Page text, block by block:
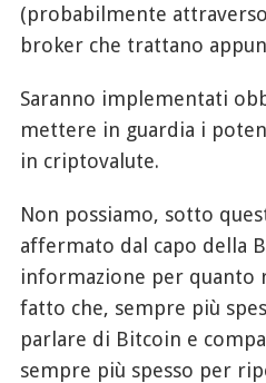
(probabilmente
broker che trattano
Saranno implementati
mettere in guardia i
in criptovalute.
Non possiamo, sotto
affermato dal capo della
informazione per quanto
fatto che, sempre più
parlare di Bitcoin e
sempre più spesso per